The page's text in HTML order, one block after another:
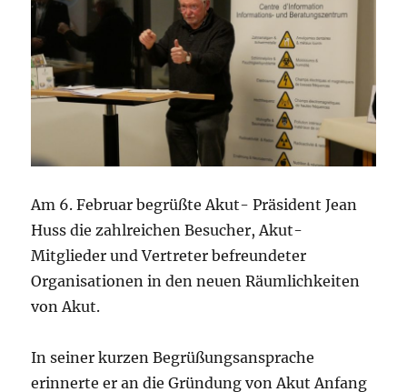
Am 6. Februar begrüßte Akut- Präsident Jean
Huss die zahlreichen Besucher, Akut-
Mitglieder und Vertreter befreundeter
Organisationen in den neuen Räumlichkeiten
von Akut.
In seiner kurzen Begrüßungsansprache
erinnerte er an die Gründung von Akut Anfang